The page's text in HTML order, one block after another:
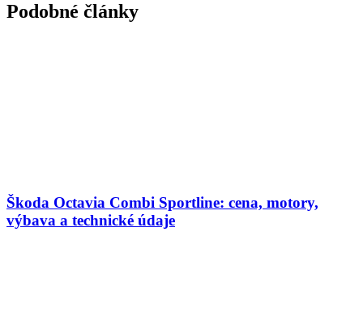
Podobné články
Škoda Octavia Combi Sportline: cena, motory,
výbava a technické údaje